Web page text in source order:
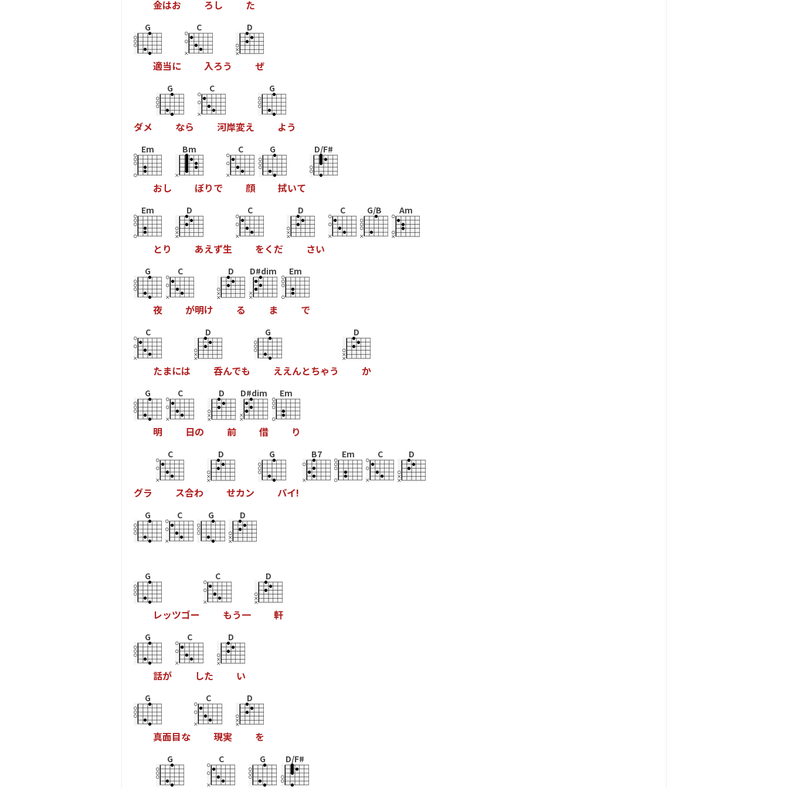
金はお ろ し た
G
適当に
C
入ろう
D
ぜ
ダメ
G
なら
C
河岸変え
G
よう
Em
おし
Bm
ぼりで
C
顔
G
拭いて
D/F#
Em
と り
D
あえず生
C
をく だ
D
さい
C G/B Am
G
夜
C
が明け
D
る
D#dim
ま
Em
で
C
たまには
D
呑んでも
G
ええんとちゃう
D
か
G
明
C
日の
D
前
D#dim
借
Em
り
グラ
C
ス合わ
D
せカン
G
パイ!
B7 Em C D
G C G D
G
レッツゴー
C
もう一
D
軒
G
話が
C
した
D
い
G
真面目な
C
現実
D
を
G C G D/F#